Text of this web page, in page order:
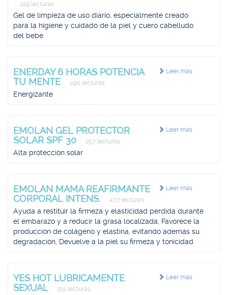
229 lecturas
Gel de limpieza de uso diario, especialmente creado
para la higiene y cuidado de la piel y cuero cabelludo
del bebé
Leer más
ENERDAY 6 HORAS POTENCIA
TU MENTE
490 lecturas
Energizante
Leer más
EMOLAN GEL PROTECTOR
SOLAR SPF 30
257 lecturas
Alta protección solar
Leer más
EMOLAN MAMA REAFIRMANTE
CORPORAL INTENS.
472 lecturas
Ayuda a restituir la firmeza y elasticidad perdida durante
el embarazo y a reducir la grasa localizada, Favorece la
producción de colágeno y elastina, evitando además su
degradación, Devuelve a la piel su firmeza y tonicidad
Leer más
YES HOT LUBRICAMENTE
SEXUAL
511 lecturas